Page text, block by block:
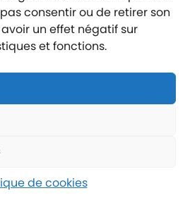
consentir ou de retirer son
un effet négatif sur
et fonctions.
de cookies
Nous suivre
Nous contacter